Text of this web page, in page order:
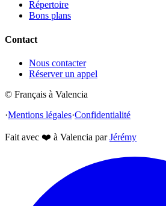
Répertoire
Bons plans
Contact
Nous contacter
Réserver un appel
© Français à Valencia
·Mentions légales·Confidentialité
Fait avec ❤️ à Valencia par Jérémy